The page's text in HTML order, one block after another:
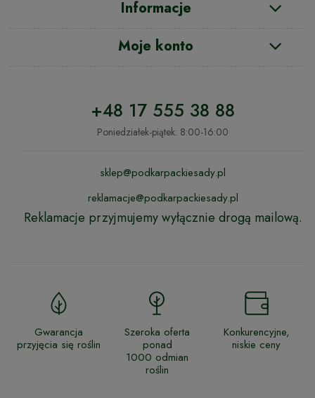
Informacje
Moje konto
+48 17 555 38 88
Poniedziałek-piątek: 8:00-16:00
sklep@podkarpackiesady.pl
reklamacje@podkarpackiesady.pl
Reklamacje przyjmujemy wyłącznie drogą mailową.
Gwarancja
przyjęcia się roślin
Szeroka oferta
ponad
1000 odmian
roślin
Konkurencyjne,
niskie ceny